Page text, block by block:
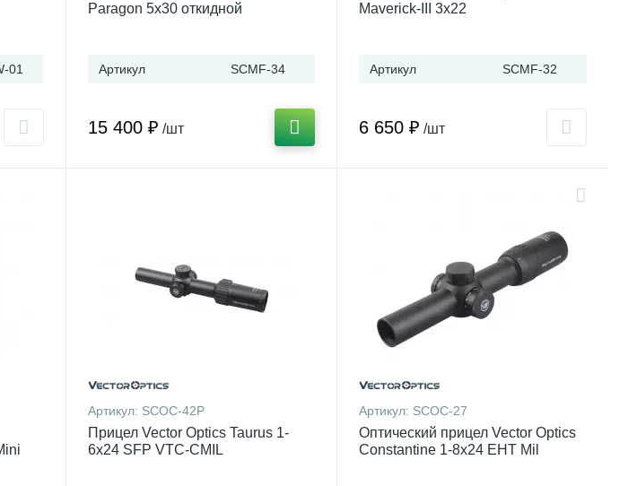
01
Paragon 5x30 откидной
Артикул SCMF-34
15 400 ₽ /шт
Maverick-III 3x22
Артикул SCMF-32
6 650 ₽ /шт
Артикул: SCOC-42P
Прицел Vector Optics Taurus 1-
6x24 SFP VTC-CMIL
Артикул: SCOC-27
Оптический прицел Vector Optics
Constantine 1-8x24 EHT Mil